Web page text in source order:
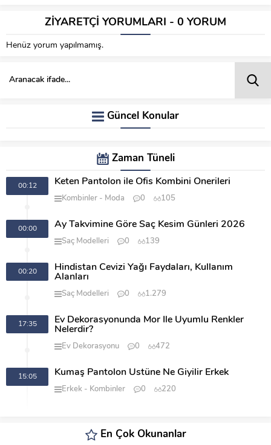
ZİYARETÇİ YORUMLARI - 0 YORUM
Henüz yorum yapılmamış.
Güncel Konular
Zaman Tüneli
00:12 Keten Pantolon ile Ofis Kombini Önerileri
Kombinler Moda 0 105
00:00 Ay Takvimine Göre Saç Kesim Günleri 2026
Saç Modelleri 0 139
00:20
Hindistan Cevizi Yağı Faydaları, Kullanım
Alanları
Saç Modelleri 0 1.279
17:35
Ev Dekorasyonunda Mor İle Uyumlu Renkler
Nelerdir?
Ev Dekorasyonu 0 472
15:05 Kumaş Pantolon Üstüne Ne Giyilir Erkek
Erkek Kombinler 0 220
En Çok Okunanlar